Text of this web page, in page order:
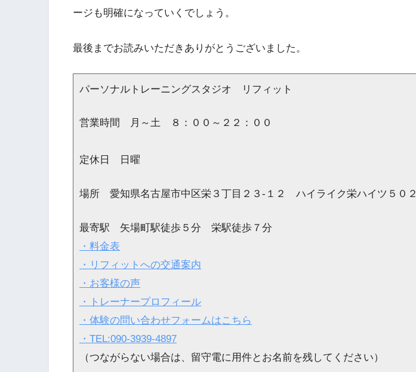
ージも明確になっていくでしょう。
最後までお読みいただきありがとうございました。
パーソナルトレーニングスタジオ リフィット
営業時間 月～土 ８：００～２２：００
定休日 日曜
場所 愛知県名古屋市中区栄３丁目２３-１２ ハイライク栄ハイツ５０２
最寄駅 矢場町駅徒歩５分 栄駅徒歩７分
・料金表
・リフィットへの交通案内
・お客様の声
・トレーナープロフィール
・体験の問い合わせフォームはこちら
・TEL:090-3939-4897
（つながらない場合は、留守電に用件とお名前を残してください）